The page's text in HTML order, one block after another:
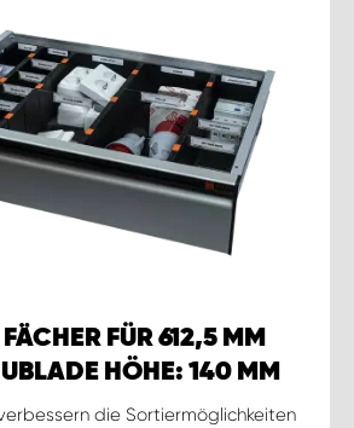
FÜR 612,5 MM
HÖHE: 140 MM
die Sortiermöglichkeiten